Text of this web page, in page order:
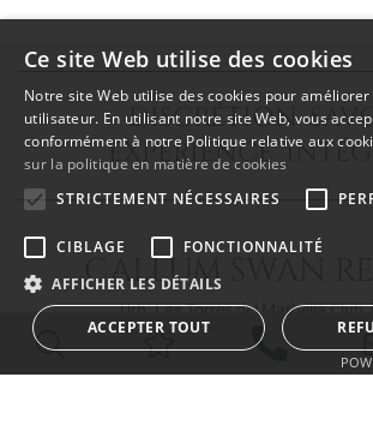
DISCRÉTION
EXPÉRIENCE
CALLUM SWAN
Urb. Las Torres del Marbella Club,
Blvd. Principe Alfonso de
29602 Marbella Málaga
Ce site Web utilise des cookies
Notre site Web utilise des cookies pour
utilisateur. En utilisant notre site Web, vous
conformément à notre Politique relative aux
sur la politique en matière de cookies
STRICTEMENT NÉCESSAIRES
CIBLAGE
FONCTIONNALITÉ
AFFICHER LES DÉTAILS
ACCEPTER TOUT